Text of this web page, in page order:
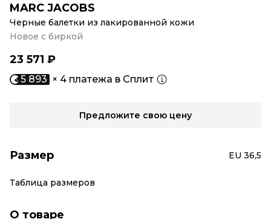
MARC JACOBS
Черные балетки из лакированной кожи
Новое с биркой
23 571 ₽
5 893 × 4 платежа в Сплит
Предложите свою цену
Размер EU 36,5
Таблица размеров
О товаре